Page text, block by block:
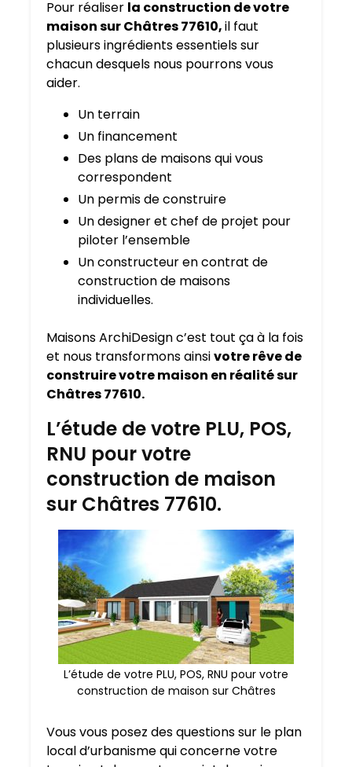
Pour réaliser la construction de votre
maison sur Châtres 77610,il faut
plusieurs ingrédients essentiels sur
chacun desquels nous pourrons vous
aider.
Un terrain
Un financement
Des plans de maisons qui vous
correspondent
Un permis de construire
Un designer et chef de projet pour
piloter l’ensemble
Un constructeur en contrat de
construction de maisons
individuelles.
Maisons ArchiDesign c’est tout ça à la fois
et nous transformons ainsivotre rêve de
construire votre maison en réalité sur
Châtres 77610.
L’étude de votre PLU, POS,
RNU pour votre
construction de maison
sur Châtres 77610.
L’étude de votre PLU, POS, RNU pour votre
construction de maison sur Châtres
Vous vous posez des questions sur le plan
local d’urbanisme qui concerne votre